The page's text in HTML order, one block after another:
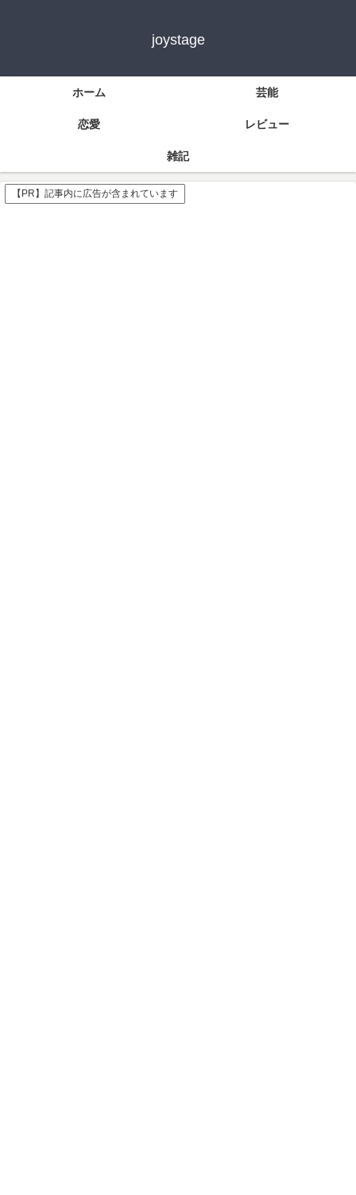
joystage
ホーム 芸能
恋愛 レビュー
雑記
【PR】記事内に広告が含まれています